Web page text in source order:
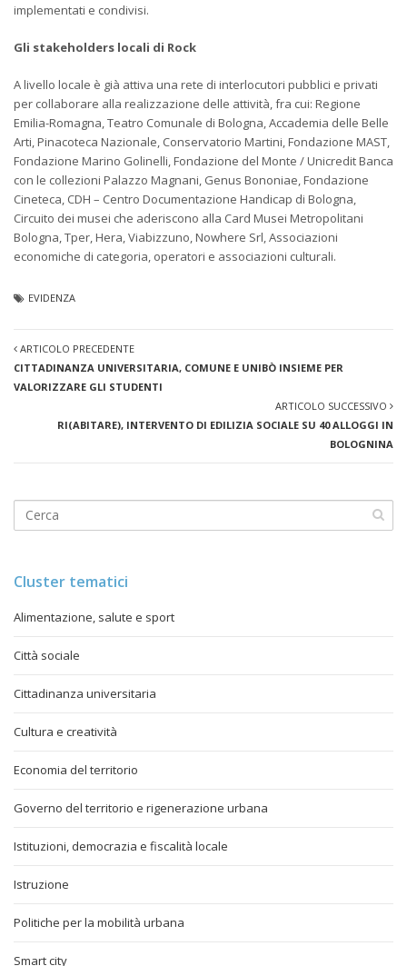
implementati e condivisi.
Gli stakeholders locali di Rock
A livello locale è già attiva una rete di interlocutori pubblici e privati
per collaborare alla realizzazione delle attività, fra cui: Regione
Emilia-Romagna, Teatro Comunale di Bologna, Accademia delle Belle
Arti, Pinacoteca Nazionale, Conservatorio Martini, Fondazione MAST,
Fondazione Marino Golinelli, Fondazione del Monte / Unicredit Banca
con le collezioni Palazzo Magnani, Genus Bononiae, Fondazione
Cineteca, CDH – Centro Documentazione Handicap di Bologna,
Circuito dei musei che aderiscono alla Card Musei Metropolitani
Bologna, Tper, Hera, Viabizzuno, Nowhere Srl, Associazioni
economiche di categoria, operatori e associazioni culturali.
EVIDENZA
ARTICOLO PRECEDENTE
CITTADINANZA UNIVERSITARIA, COMUNE E UNIBÒ INSIEME PER
VALORIZZARE GLI STUDENTI
ARTICOLO SUCCESSIVO
RI(ABITARE), INTERVENTO DI EDILIZIA SOCIALE SU 40 ALLOGGI IN
BOLOGNINA
Cluster tematici
Alimentazione, salute e sport
Città sociale
Cittadinanza universitaria
Cultura e creatività
Economia del territorio
Governo del territorio e rigenerazione urbana
Istituzioni, democrazia e fiscalità locale
Istruzione
Politiche per la mobilità urbana
Smart city